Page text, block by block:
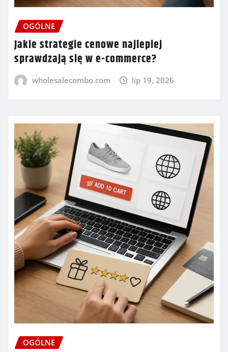
OGÓLNE
Jakie strategie cenowe najlepiej
sprawdzają się w e-commerce?
wholesalecombo.com lip 19, 2026
OGÓLNE